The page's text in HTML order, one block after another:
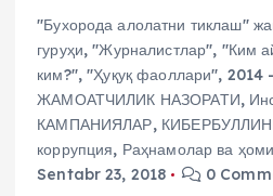
"Бухорода алолатни тиклаш"
гуруҳи,"Журналистлар", "Ким
ким?","Ҳуқуқ фаоллари", 2014
ЖАМОАТЧИЛИК НАЗОРАТИ,
КАМПАНИЯЛАР,
коррупция, Раҳнамолар ва
Sentabr 23, 2018
0